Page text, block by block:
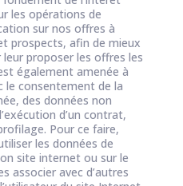
les opérations de
sur nos offres à
prospects, afin de mieux
proposer les offres les
également amenée à
le consentement de la
des données non
d’un contrat,
Pour ce faire,
les données de
site internet ou sur le
associer avec d’autres